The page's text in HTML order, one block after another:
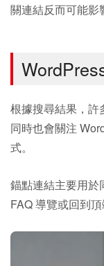
關連結反而可能影
根據搜尋結果，許
同時也會關注
式。
錨點連結主要用於
FAQ 導覽或回到